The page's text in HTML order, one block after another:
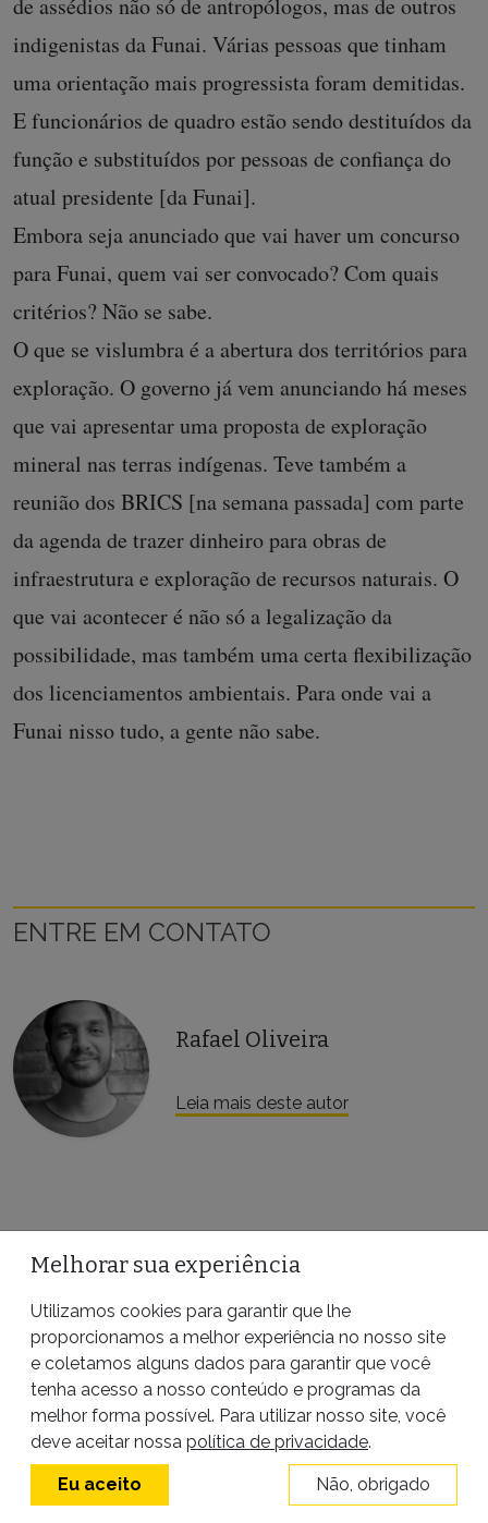
de assédios não só de antropólogos, mas de outros
indigenistas da Funai. Várias pessoas que tinham
uma orientação mais progressista foram demitidas.
E funcionários de quadro estão sendo destituídos da
função e substituídos por pessoas de confiança do
atual presidente [da Funai].
Embora seja anunciado que vai haver um concurso
para Funai, quem vai ser convocado? Com quais
critérios? Não se sabe.
O que se vislumbra é a abertura dos territórios para
exploração. O governo já vem anunciando há meses
que vai apresentar uma proposta de exploração
mineral nas terras indígenas. Teve também a
reunião dos BRICS [na semana passada] com parte
da agenda de trazer dinheiro para obras de
infraestrutura e exploração de recursos naturais. O
que vai acontecer é não só a legalização da
possibilidade, mas também uma certa flexibilização
dos licenciamentos ambientais. Para onde vai a
Funai nisso tudo, a gente não sabe.
ENTRE EM CONTATO
Rafael Oliveira
Leia mais deste autor
LEIA TAMBÉM
Melhorar sua experiência
Utilizamos cookies para garantir que lhe
proporcionamos a melhor experiência no nosso site
e coletamos alguns dados para garantir que você
tenha acesso a nosso conteúdo e programas da
melhor forma possível. Para utilizar nosso site, você
deve aceitar nossa política de privacidade.
Eu aceito Não, obrigado